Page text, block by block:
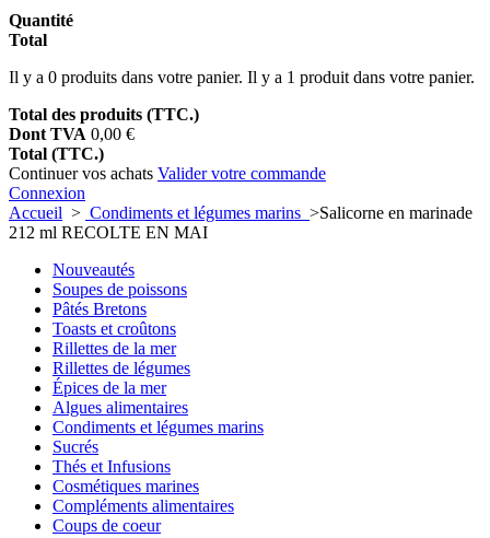
Quantité
Total
Il y a 0 produits dans votre panier. Il y a 1 produit dans votre panier.
Total des produits (TTC.)
Dont TVA 0,00 €
Total (TTC.)
Continuer vos achats Valider votre commande
Connexion
Accueil > Condiments et légumes marins >Salicorne en marinade
212 ml RECOLTE EN MAI
Nouveautés
Soupes de poissons
Pâtés Bretons
Toasts et croûtons
Rillettes de la mer
Rillettes de légumes
Épices de la mer
Algues alimentaires
Condiments et légumes marins
Sucrés
Thés et Infusions
Cosmétiques marines
Compléments alimentaires
Coups de coeur